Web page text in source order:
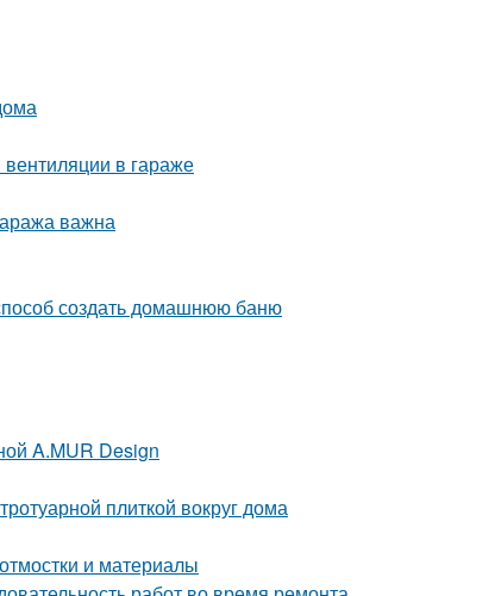
в гараже
важна
создать домашнюю баню
A.MUR Design
плиткой вокруг дома
и материалы